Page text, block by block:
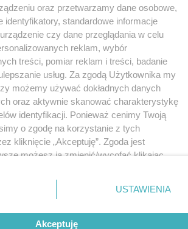
oraz przetwarzamy dane osobowe,
identyfikatory, standardowe informacje
czy dane przeglądania w celu
reklam, wybór
treści, pomiar reklam i treści, badanie
usług. Za zgodą Użytkownika my
możemy używać dokładnych danych
oraz aktywnie skanować charakterystykę
identyfikacji. Ponieważ cenimy Twoją
o zgodę na korzystanie z tych
kliknięcie „Akceptuję”. Zgoda jest
możesz ją zmienić/wycofać klikając
. Niektóre rodzaje przetwarzania
zgody użytkownika, ale masz prawo
przetwarzaniu. Preferencje będą
tylko na tej witrynie.
USTAWIENIA
Akceptuję